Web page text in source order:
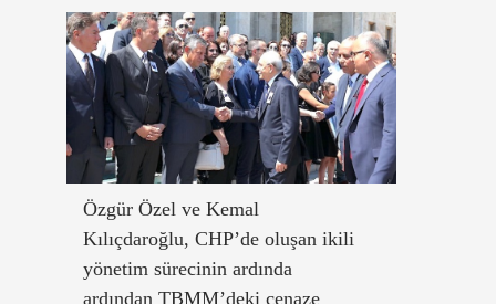
Özgür Özel ve Kemal
Kılıçdaroğlu, CHP’de oluşan ikili
yönetim sürecinin ardında
ardından TBMM’deki cenaze